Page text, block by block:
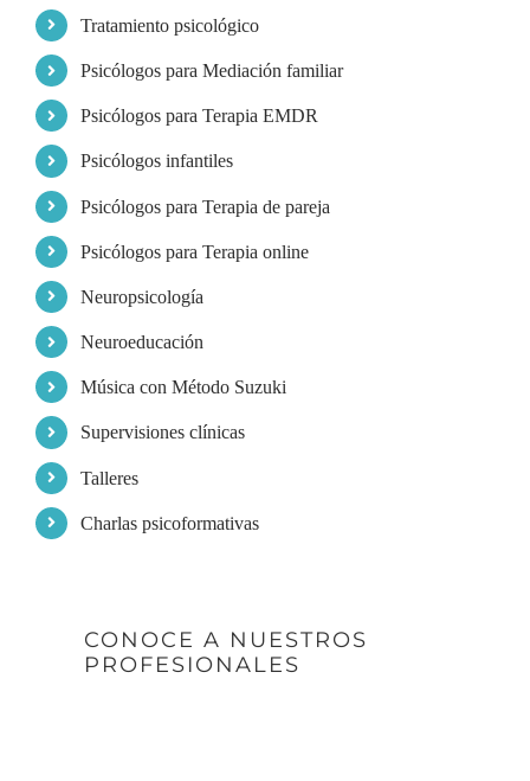
Tratamiento psicológico
Psicólogos para Mediación familiar
Psicólogos para Terapia EMDR
Psicólogos infantiles
Psicólogos para Terapia de pareja
Psicólogos para Terapia online
Neuropsicología
Neuroeducación
Música con Método Suzuki
Supervisiones clínicas
Talleres
Charlas psicoformativas
CONOCE A NUESTROS
PROFESIONALES